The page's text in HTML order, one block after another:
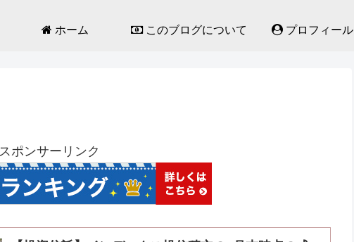
ホーム このブログについて プロフィール
スポンサーリンク